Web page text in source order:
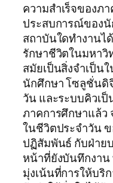
ความสำเร็จของภ
ประสบการณ์ของนั
สถาบันใดทำงานไ
รักษาชีวิตในมหาวิ
สมัยเป็นสิ่งจำเป็น
นักศึกษา โซลูชั่นดิ
วัน และระบบคิวเ
ภาคการศึกษาแล้ว
ในชีวิตประจำวัน
ปฏิสัมพันธ์ กับฝ่าย
หน้าที่ยังบันทึกงาน
มุ่งเน้นที่การให้บริ